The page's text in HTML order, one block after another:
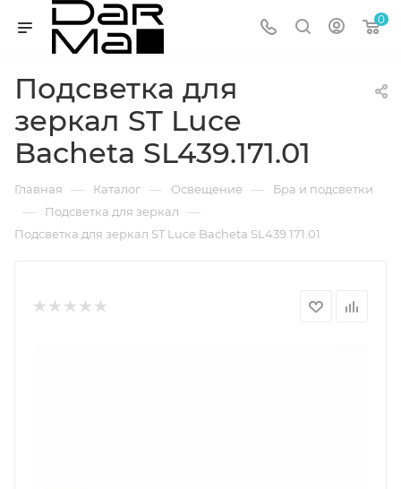
0
Подсветка для
зеркал ST Luce
Bacheta SL439.171.01
Главная — Каталог — Освещение — Бра и подсветки
— Подсветка для зеркал —
Подсветка для зеркал ST Luce Bacheta SL439.171.01